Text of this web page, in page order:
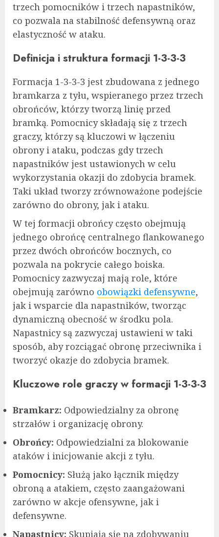
trzech pomocników i trzech napastników,
co pozwala na stabilność defensywną oraz
elastyczność w ataku.
Definicja i struktura formacji 1-3-3-3
Formacja 1-3-3-3 jest zbudowana z jednego
bramkarza z tyłu, wspieranego przez trzech
obrońców, którzy tworzą linię przed
bramką. Pomocnicy składają się z trzech
graczy, którzy są kluczowi w łączeniu
obrony i ataku, podczas gdy trzech
napastników jest ustawionych w celu
wykorzystania okazji do zdobycia bramek.
Taki układ tworzy zrównoważone podejście
zarówno do obrony, jak i ataku.
W tej formacji obrońcy często obejmują
jednego obrońcę centralnego flankowanego
przez dwóch obrońców bocznych, co
pozwala na pokrycie całego boiska.
Pomocnicy zazwyczaj mają role, które
obejmują zarówno obowiązki defensywne,
jak i wsparcie dla napastników, tworząc
dynamiczną obecność w środku pola.
Napastnicy są zazwyczaj ustawieni w taki
sposób, aby rozciągać obronę przeciwnika i
tworzyć okazje do zdobycia bramek.
Kluczowe role graczy w formacji 1-3-3-3
Bramkarz: Odpowiedzialny za obronę
strzałów i organizację obrony.
Obrońcy: Odpowiedzialni za blokowanie
ataków i inicjowanie akcji z tyłu.
Pomocnicy: Służą jako łącznik między
obroną a atakiem, często zaangażowani
zarówno w akcje ofensywne, jak i
defensywne.
Napastnicy: Skupiają się na zdobywaniu